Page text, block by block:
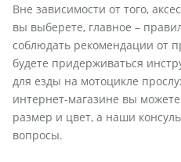
Вне зависимости от того,
вы выберете, главное –
соблюдать рекомендации от
будете придерживаться
для езды на мотоцикле
интернет-магазине вы
размер и цвет, а наши
вопросы.